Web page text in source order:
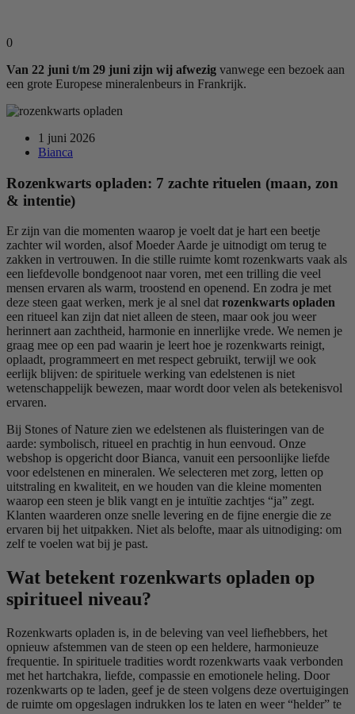
0
Van 22 juni t/m 29 juni zijn wij afwezig vanwege een bezoek aan
een grote Europese mineralenbeurs in Frankrijk.
1 juni 2026
Bianca
Rozenkwarts opladen: 7 zachte rituelen (maan, zon
& intentie)
Er zijn van die momenten waarop je voelt dat je hart een beetje
zachter wil worden, alsof Moeder Aarde je uitnodigt om terug te
zakken in vertrouwen. In die stille ruimte komt rozenkwarts vaak als
een liefdevolle bondgenoot naar voren, met een trilling die veel
mensen ervaren als warm, troostend en openend. En zodra je met
deze steen gaat werken, merk je al snel dat rozenkwarts opladen
een ritueel kan zijn dat niet alleen de steen, maar ook jou weer
herinnert aan zachtheid, harmonie en innerlijke vrede. We nemen je
graag mee op een pad waarin je leert hoe je rozenkwarts reinigt,
oplaadt, programmeert en met respect gebruikt, terwijl we ook
eerlijk blijven: de spirituele werking van edelstenen is niet
wetenschappelijk bewezen, maar wordt door velen als betekenisvol
ervaren.
Bij Stones of Nature zien we edelstenen als fluisteringen van de
aarde: symbolisch, ritueel en prachtig in hun eenvoud. Onze
webshop is opgericht door Bianca, vanuit een persoonlijke liefde
voor edelstenen en mineralen. We selecteren met zorg, letten op
uitstraling en kwaliteit, en we houden van die kleine momenten
waarop een steen je blik vangt en je intuïtie zachtjes “ja” zegt.
Klanten waarderen onze snelle levering en de fijne energie die ze
ervaren bij het uitpakken. Niet als belofte, maar als uitnodiging: om
zelf te voelen wat bij je past.
Wat betekent rozenkwarts opladen op
spiritueel niveau?
Rozenkwarts opladen is, in de beleving van veel liefhebbers, het
opnieuw afstemmen van de steen op een heldere, harmonieuze
frequentie. In spirituele tradities wordt rozenkwarts vaak verbonden
met het hartchakra, liefde, compassie en emotionele heling. Door
rozenkwarts op te laden, geef je de steen volgens deze overtuigingen
de ruimte om opgeslagen indrukken los te laten en weer “helder” te